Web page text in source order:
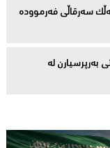
سەرقاڵى فەرموودە
لە